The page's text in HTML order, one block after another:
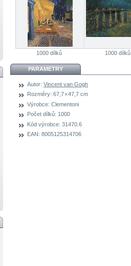
1000 dílků 1000 dílků
PARAMETRY
Autor: Vincent van Gogh
Rozměry: 67,7 × 47,7 cm
Výrobce: Clementoni
Počet dílků: 1000
Kód výrobce: 31470.6
EAN: 8005125314706